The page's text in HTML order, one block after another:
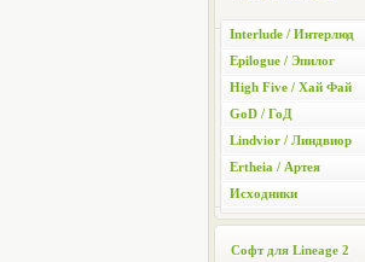
Interlude / Интерлюд
Epilogue / Эпилог
High Five / Хай Фай
GoD / ГоД
Lindvior / Линдвиор
Ertheia / Артея
Исходники
Софт для Lineage 2